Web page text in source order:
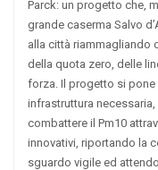
Parck: un progetto che,
grande caserma Salvo
alla città riammagliando
della quota zero, delle
forza. Il progetto si pone
infrastruttura
combattere il Pm10
innovativi, riportando la
sguardo vigile ed